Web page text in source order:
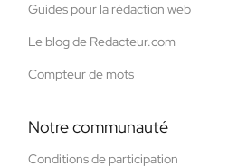
Guides pour la rédaction web
Le blog de Redacteur.com
Compteur de mots
Notre communauté
Conditions de participation